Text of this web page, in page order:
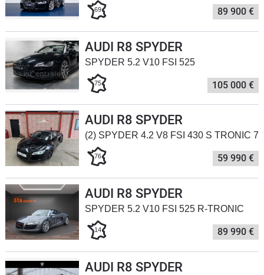
Flottes
Services
Forum
Moto
Marques
69 89 900 €
AUDI R8 SPYDER
SPYDER 5.2 V10 FSI 525
75 105 000 €
AUDI R8 SPYDER
(2) SPYDER 4.2 V8 FSI 430 S TRONIC 7
76 59 990 €
AUDI R8 SPYDER
SPYDER 5.2 V10 FSI 525 R-TRONIC
14 89 990 €
AUDI R8 SPYDER